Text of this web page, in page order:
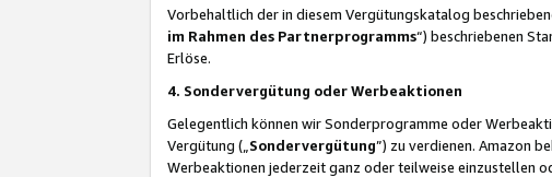
Vorbehaltlich der in diesem Vergütungskatalog
im Rahmen des Partnerprogramms“) beschriebenen
Erlöse.
4. Sondervergütung oder Werbeaktionen
Gelegentlich können wir Sonderprogramme oder
Vergütung („ Sondervergütung”) zu verdienen. Amazon
Werbeaktionen jederzeit ganz oder teilweise einzustellen